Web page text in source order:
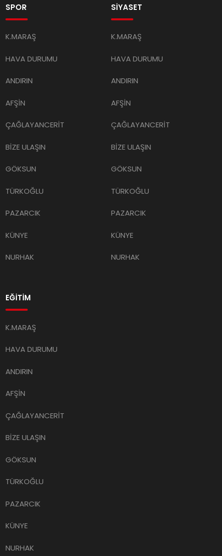
SPOR
K.MARAŞ
HAVA DURUMU
ANDIRIN
AFŞİN
ÇAĞLAYANCERİT
BİZE ULAŞIN
GÖKSUN
TÜRKOĞLU
PAZARCIK
KÜNYE
NURHAK
SİYASET
K.MARAŞ
HAVA DURUMU
ANDIRIN
AFŞİN
ÇAĞLAYANCERİT
BİZE ULAŞIN
GÖKSUN
TÜRKOĞLU
PAZARCIK
KÜNYE
NURHAK
EĞİTİM
K.MARAŞ
HAVA DURUMU
ANDIRIN
AFŞİN
ÇAĞLAYANCERİT
BİZE ULAŞIN
GÖKSUN
TÜRKOĞLU
PAZARCIK
KÜNYE
NURHAK